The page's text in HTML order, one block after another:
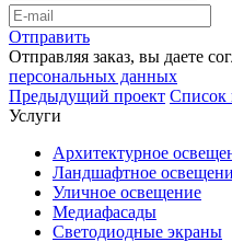
Отправить
Отправляя заказ, вы даете
персональных данных
Предыдущий проект Список
Услуги
Архитектурное
Ландшафтное
Уличное освещение
Медиафасады
Светодиодные экраны